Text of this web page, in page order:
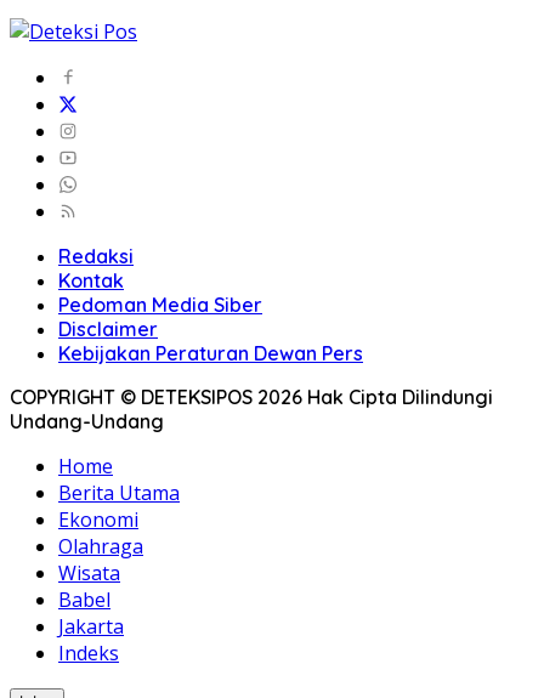
Redaksi
Kontak
Pedoman Media Siber
Disclaimer
Kebijakan Peraturan Dewan Pers
COPYRIGHT © DETEKSIPOS 2026 Hak Cipta Dilindungi
Undang-Undang
Home
Berita Utama
Ekonomi
Olahraga
Wisata
Babel
Jakarta
Indeks